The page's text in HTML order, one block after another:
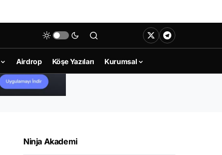
Airdrop Köşe Yazıları Kurumsal
Ninja Akademi